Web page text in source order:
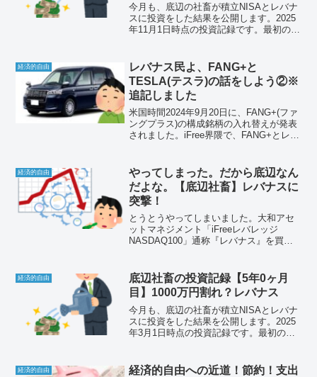
今月も、底辺の社畜が積立NISAとレバナ
スに投資をした結果を公開します。2025
年11月1日時点の投資記録です。最初の積
望の投資結果をお楽しみください。
経済的自由
レバナス民よ、FANG+と
TESLA(テスラ)の話をしよう②※
追記しました
米国時間2024年9月20日に、FANG+(ファ
ングプラス)の構成銘柄の入れ替えが発表
されました。iFree界隈で、FANG+とレバ
思い筆を取った次第です。
経済的自由
やってしまった。だから底辺なん
だよな。【底辺社畜】レバナスに
突撃！
とうとうやってしまいました。大和アセ
ットマネジメント「iFreeレバレッジ
NASDAQ100」通称『レバナス』を買っ
経済的自由
底辺社畜の投資記録【5年0ヶ月
目】1000万円割れ？レバナス
今月も、底辺の社畜が積立NISAとレバナ
スに投資をした結果を公開します。2025
年3月1日時点の投資記録です。最初の積
望の投資結果をお楽しみください。
経済的自由
経済的自由への近道！節約！支出